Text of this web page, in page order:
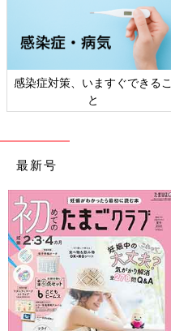
日本外来小児科学会リーフレッ
ト検討会
最新号